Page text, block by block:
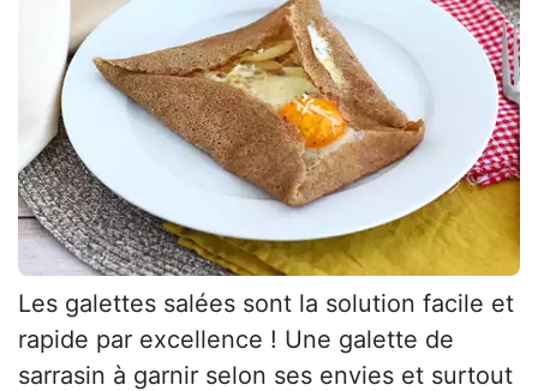
Les galettes salées sont la solution facile et
rapide par excellence ! Une galette de
sarrasin à garnir selon ses envies et surtout